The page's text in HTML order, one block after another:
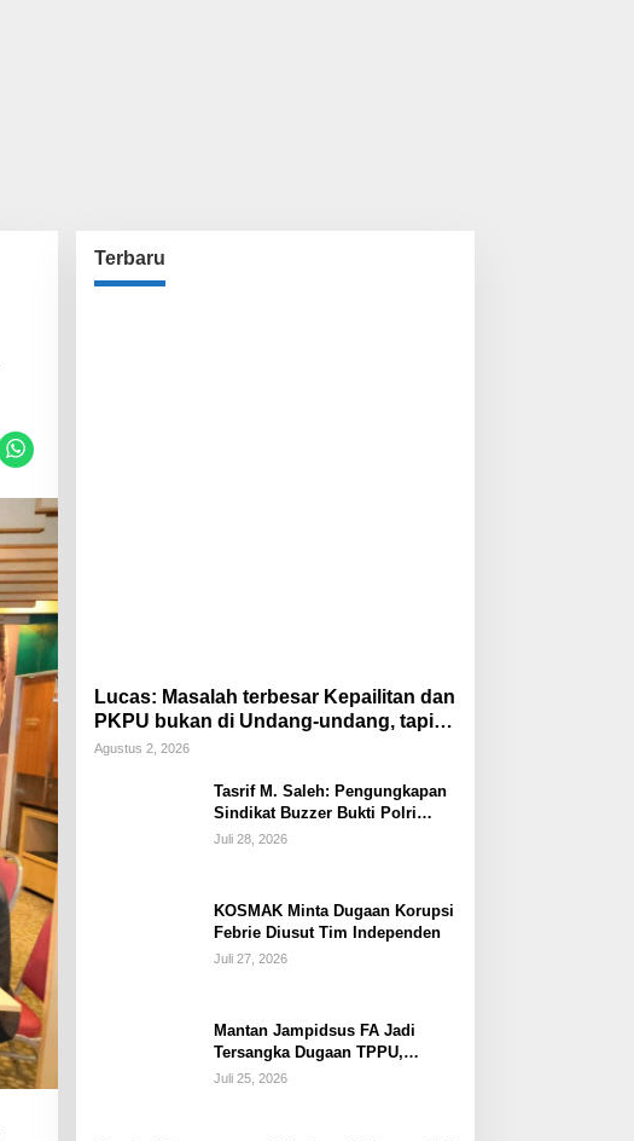
Terbaru
Lucas: Masalah terbesar Kepailitan dan
PKPU bukan di Undang-undang, tapi di
Hukum Acara!!!
Agustus 2, 2026
Tasrif M. Saleh: Pengungkapan
Sindikat Buzzer Bukti Polri
Makin Adaptif Hadapi Kejahatan
Juli 28, 2026
KOSMAK Minta Dugaan Korupsi
Febrie Diusut Tim Independen
Juli 27, 2026
Mantan Jampidsus FA Jadi
Tersangka Dugaan TPPU,
Ditahan di Rutan KPK
Juli 25, 2026